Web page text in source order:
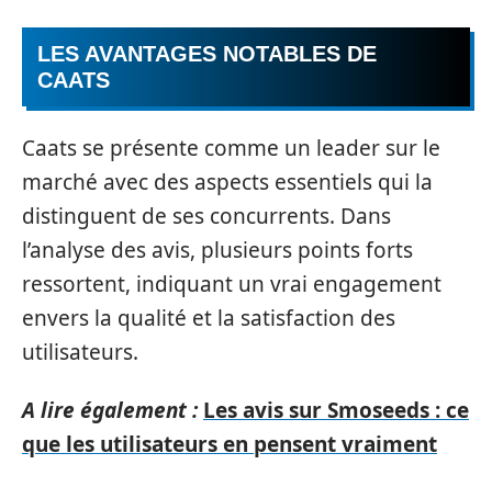
LES AVANTAGES NOTABLES DE
CAATS
Caats se présente comme un leader sur le
marché avec des aspects essentiels qui la
distinguent de ses concurrents. Dans
l’analyse des avis, plusieurs points forts
ressortent, indiquant un vrai engagement
envers la qualité et la satisfaction des
utilisateurs.
A lire également : Les avis sur Smoseeds : ce
que les utilisateurs en pensent vraiment